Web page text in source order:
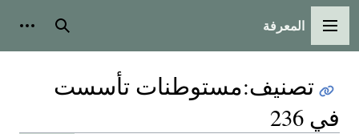
القائمة الرئيسية
المعرفة بحث
تصنيف:مستوطنات تأسست
في 236